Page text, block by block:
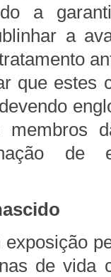
a
a
que estes
de
de vida